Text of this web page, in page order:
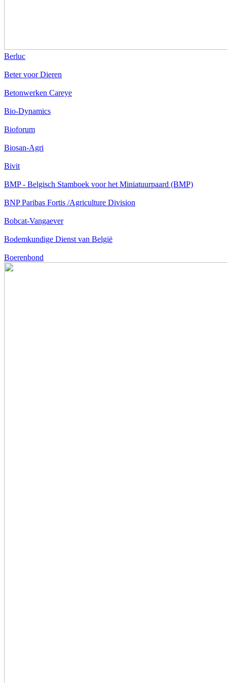
Berluc
Beter voor Dieren
Betonwerken Careye
Bio-Dynamics
Bioforum
Biosan-Agri
Bivit
BMP - Belgisch Stamboek voor het Miniatuurpaard (BMP)
BNP Paribas Fortis /Agriculture Division
Bobcat-Vangaever
Bodemkundige Dienst van België
Boerenbond